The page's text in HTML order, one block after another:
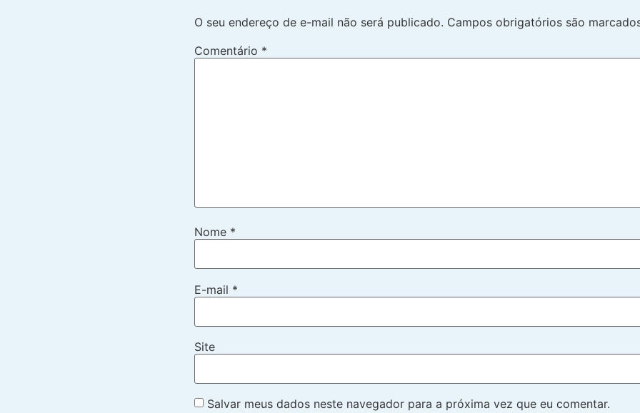
O seu endereço de e-mail não será publicado. Campos obrigatórios são
Comentário *
Nome *
E-mail *
Site
Salvar meus dados neste navegador para a próxima vez que eu comentar.